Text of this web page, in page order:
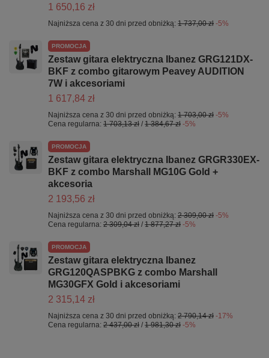
1 650,16 zł
Najniższa cena z 30 dni przed obniżką: 1 737,00 zł -5%
PROMOCJA
Zestaw gitara elektryczna Ibanez GRG121DX-
BKF z combo gitarowym Peavey AUDITION
7W i akcesoriami
1 617,84 zł
Najniższa cena z 30 dni przed obniżką: 1 703,00 zł -5%
Cena regularna: 1 703,13 zł / 1 384,67 zł -5%
PROMOCJA
Zestaw gitara elektryczna Ibanez GRGR330EX-
BKF z combo Marshall MG10G Gold +
akcesoria
2 193,56 zł
Najniższa cena z 30 dni przed obniżką: 2 309,00 zł -5%
Cena regularna: 2 309,04 zł / 1 877,27 zł -5%
PROMOCJA
Zestaw gitara elektryczna Ibanez
GRG120QASPBKG z combo Marshall
MG30GFX Gold i akcesoriami
2 315,14 zł
Najniższa cena z 30 dni przed obniżką: 2 790,14 zł -17%
Cena regularna: 2 437,00 zł / 1 981,30 zł -5%